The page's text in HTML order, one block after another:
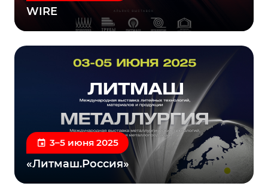
WIRE
3–5 июня 2025
«Литмаш.Россия»